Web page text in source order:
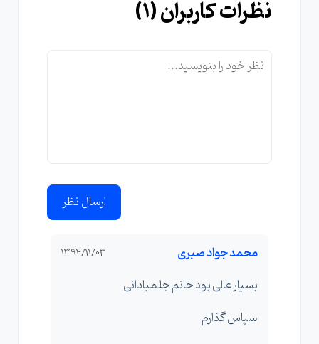
نظرات کاربران (1
)
ارسال نظر
محمد جواد صبری 1394/11/03
بسیار عالی بود خانم جلمبادانی
سپاس گذارم